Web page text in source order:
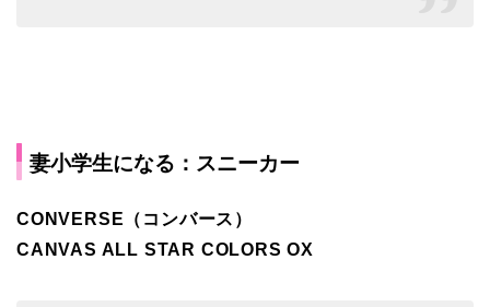
妻小学生になる：スニーカー
CONVERSE（コンバース）
CANVAS ALL STAR COLORS OX